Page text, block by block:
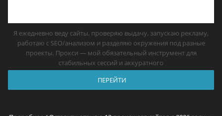
Я ежедневно веду сайты, проверяю выдачу, запускаю рекламу,
работаю с SEO/анализом и разделяю окружения под разные
проекты. Прокси — мой обязательный инструмент для
стабильных сессий и аккуратного
ПЕРЕЙТИ